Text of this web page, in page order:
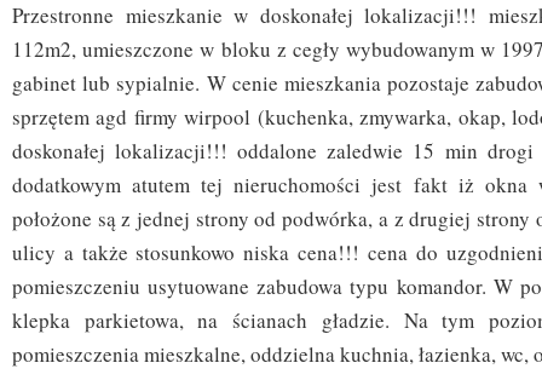
Przestronne mieszkanie w doskonałej lokalizacji!!!
112m2, umieszczone w bloku z cegły wybudowanym w
gabinet lub sypialnie. W cenie mieszkania pozostaje
sprzętem agd firmy wirpool (kuchenka, zmywarka, okap,
doskonałej lokalizacji!!! oddalone zaledwie 15 min
dodatkowym atutem tej nieruchomości jest fakt iż okna
położone są z jednej strony od podwórka, a z drugiej strony
ulicy a także stosunkowo niska cena!!! cena do
pomieszczeniu usytuowane zabudowa typu komandor. W
klepka parkietowa, na ścianach gładzie. Na tym
pomieszczenia mieszkalne, oddzielna kuchnia, łazienka, wc,